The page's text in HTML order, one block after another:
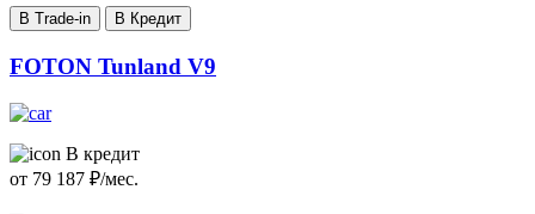
В Trade-in В Кредит
FOTON Tunland V9
В кредит
от 79 187 ₽/мес.